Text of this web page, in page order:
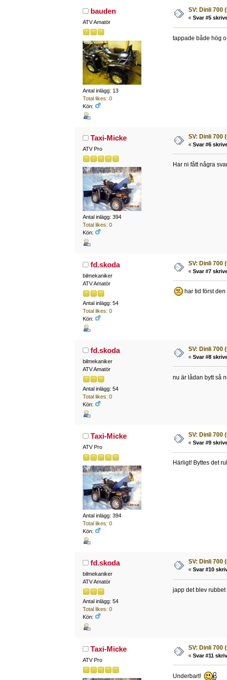
bauden
ATV Amatör
Antal inlägg: 13
Total likes: 0
Kön:
SV: Dinli 700
« Svar #5
tappade både hög
Taxi-Micke
ATV Pro
Antal inlägg: 394
Total likes: 0
Kön:
SV: Dinli 700
« Svar #6
Har ni fått några
fd.skoda
bilmekaniker
ATV Amatör
Antal inlägg: 54
Total likes: 0
Kön:
SV: Dinli 700
« Svar #7
har tid först den
fd.skoda
bilmekaniker
ATV Amatör
Antal inlägg: 54
Total likes: 0
Kön:
SV: Dinli 700
« Svar #8
nu är lådan bytt så
Taxi-Micke
ATV Pro
Antal inlägg: 394
Total likes: 0
Kön:
SV: Dinli 700
« Svar #9
Härligt! Byttes det
fd.skoda
bilmekaniker
ATV Amatör
Antal inlägg: 54
Total likes: 0
Kön:
SV: Dinli 700
« Svar #10
japp det blev rubbet
Taxi-Micke
ATV Pro
SV: Dinli 700
« Svar #11
Underbart!